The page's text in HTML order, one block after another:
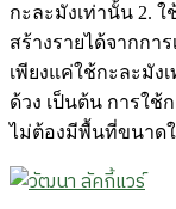
กะละมังเท่านั้น 2. ใ
สร้างรายได้จากกา
เพียงแค่ใช้กะละมัง
ด้วง เป็นต้น การใช้
ไม่ต้องมีพื้นที่ขนา